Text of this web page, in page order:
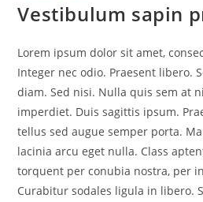
Vestibulum sapin
Lorem ipsum dolor sit amet,
Integer nec odio. Praesent libero.
diam. Sed nisi. Nulla quis sem at
imperdiet. Duis sagittis ipsum.
tellus sed augue semper porta.
lacinia arcu eget nulla. Class
torquent per conubia nostra, per
Curabitur sodales ligula in libero.